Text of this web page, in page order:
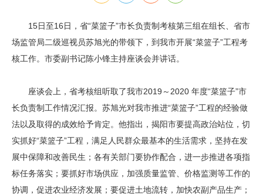
15日至16日，省“菜篮子”市长负责制考核第三组在组长、省市
场监管局二级巡视员苏旭光的带领下，到我市开展“菜篮子”工程考
核工作。市委副书记陈小锋主持座谈会并讲话。
座谈会上，省考核组听取了我市2019～2020 年度“菜篮子”市
长负责制工作情况汇报。苏旭光对我市推进“菜篮子”工程的经验做
法以及取得的成效给予肯定。他指出，揭阳市要提高政治站位，切
实抓好“菜篮子”工程，满足人民群众最基本的生活需求，坚持在发
展中保障和改善民生；各有关部门要协作配合，进一步推进各项指
标任务落实；要抓好市场供应，加强质量监管、价格监测等工作的
协调，促进农业经济发展；要促进土地流转，加快农副产品生产；